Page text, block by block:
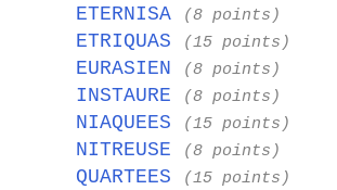
ETERNISA (8 points)
ETRIQUAS (15 points)
EURASIEN (8 points)
INSTAURE (8 points)
NIAQUEES (15 points)
NITREUSE (8 points)
QUARTEES (15 points)